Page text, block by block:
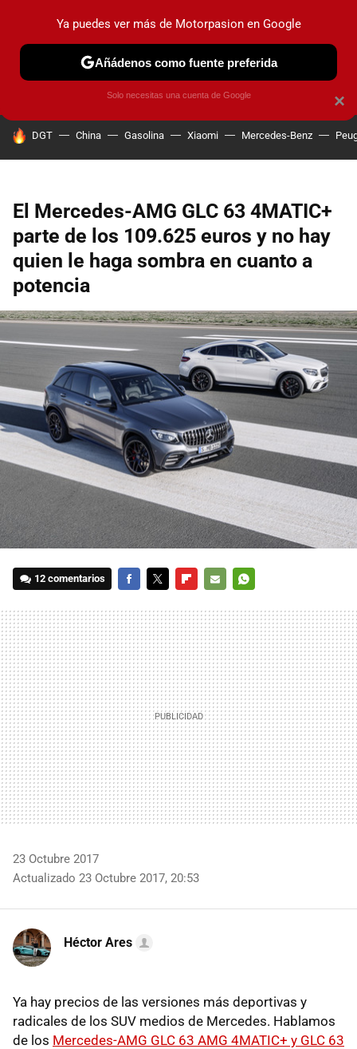
PRUEBAS COCHES ELÉCTRICOS OBSERVATORIO
HOY SE HABLA DE
DGT China Gasolina Xiaomi Mercedes-Benz
El Mercedes-AMG GLC 63 4MATIC+
parte de los 109.625 euros y no hay
quien le haga sombra en cuanto a
potencia
12 comentarios
MAIL
23 Octubre 2017
Actualizado 23 Octubre 2017, 20:53
Héctor Ares
Ya hay precios de las versiones más deportivas y
radicales de los SUV medios de Mercedes. Hablamos
de los Mercedes-AMG GLC 63 AMG 4MATIC+ y GLC 63
×
Ya puedes ver más de Motorpasion en Google
Añádenos como fuente preferida
Solo necesitas una cuenta de Google